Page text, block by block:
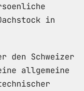
in
Schweizer
allgemeine